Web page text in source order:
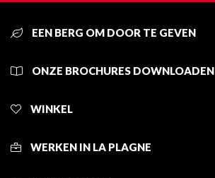
EEN BERG OM DOOR TE GEVEN
ONZE BROCHURES DOWNLOADEN
WINKEL
WERKEN IN LA PLAGNE